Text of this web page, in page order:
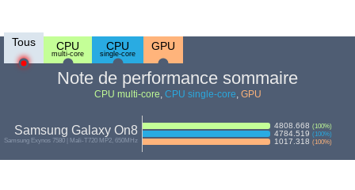
Tous CPU
multi-core
CPU
single-core
GPU
Note de performance sommaire
CPU multi-core, CPU single-core, GPU
Samsung Galaxy On8
Samsung Exynos 7580 | Mali-T720 MP2, 650MHz
4808.668 (100%)
4784.519 (100%)
1017.318 (100%)